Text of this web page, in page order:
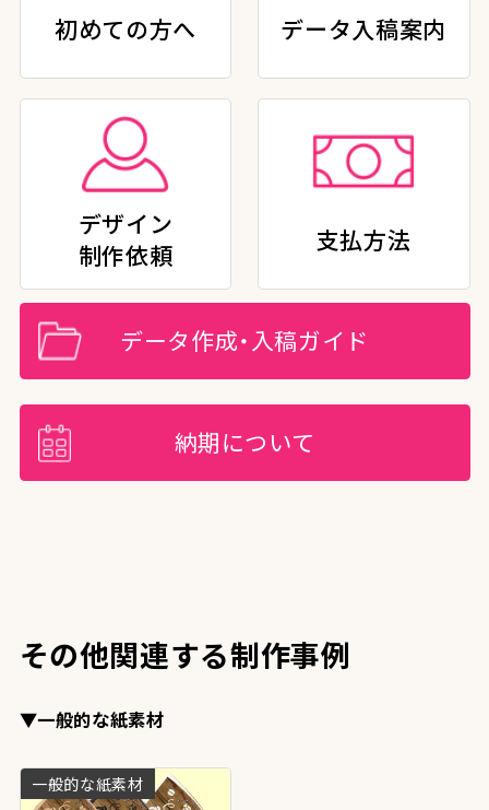
初めての方へ データ入稿案内
デザイン
制作依頼
支払方法
データ作成・入稿ガイド
納期について
その他関連する制作事例
▼一般的な紙素材
一般的な紙素材